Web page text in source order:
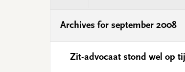
Archives for september 2008
Zit-advocaat stond wel op